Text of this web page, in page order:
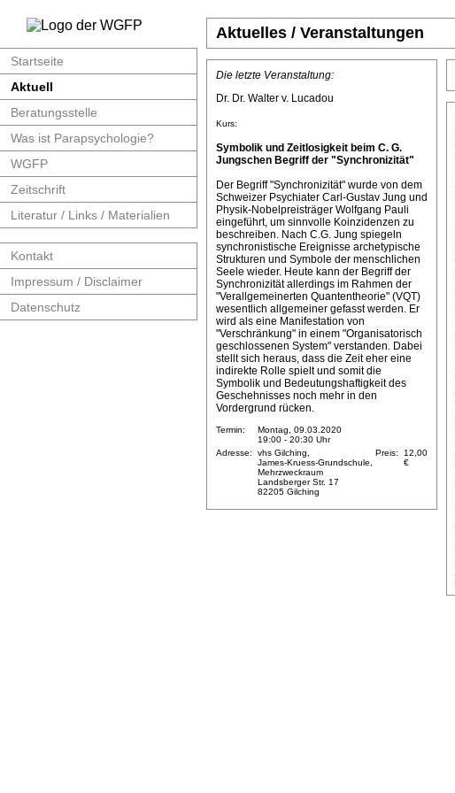
Startseite
Aktuell
Beratungsstelle
Was ist Parapsychologie?
WGFP
Zeitschrift
Literatur / Links / Materialien
Kontakt
Impressum / Disclaimer
Datenschutz
Aktuelles / Veranstaltungen
Die letzte Veranstaltung:
Dr. Dr. Walter v. Lucadou
Kurs:
Symbolik und Zeitlosigkeit beim C. G.
Jungschen Begriff der "Synchronizität"
Der Begriff "Synchronizität" wurde von dem
Schweizer Psychiater Carl-Gustav Jung und
Physik-Nobelpreisträger Wolfgang Pauli
eingeführt, um sinnvolle Koinzidenzen zu
beschreiben. Nach C.G. Jung spiegeln
synchronistische Ereignisse archetypische
Strukturen und Symbole der menschlichen
Seele wieder. Heute kann der Begriff der
Synchronizität allerdings im Rahmen der
"Verallgemeinerten Quantentheorie" (VQT)
wesentlich allgemeiner gefasst werden. Er
wird als eine Manifestation von
"Verschränkung" in einem "Organisatorisch
geschlossenen System" verstanden. Dabei
stellt sich heraus, dass die Zeit eher eine
indirekte Rolle spielt und somit die
Symbolik und Bedeutungshaftigkeit des
Geschehnisses noch mehr in den
Vordergrund rücken.
Termin:
Montag, 09.03.2020
19:00 - 20:30 Uhr
Adresse:
vhs Gilching,
James-Kruess-Grundschule,
Mehrzweckraum
Landsberger Str. 17
82205 Gilching
Preis:
12,00
€